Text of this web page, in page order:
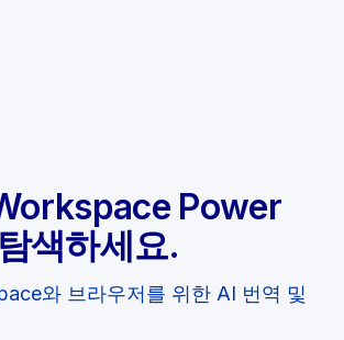
Power
색하세요.
와 브라우저를 위한 AI 번역 및